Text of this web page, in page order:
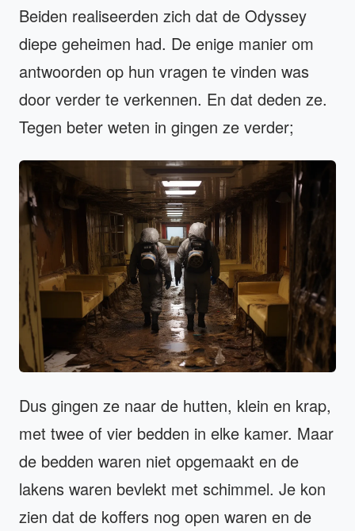
Beiden realiseerden zich dat de Odyssey
diepe geheimen had. De enige manier om
antwoorden op hun vragen te vinden was
door verder te verkennen. En dat deden ze.
Tegen beter weten in gingen ze verder;
Dus gingen ze naar de hutten, klein en krap,
met twee of vier bedden in elke kamer. Maar
de bedden waren niet opgemaakt en de
lakens waren bevlekt met schimmel. Je kon
zien dat de koffers nog open waren en de